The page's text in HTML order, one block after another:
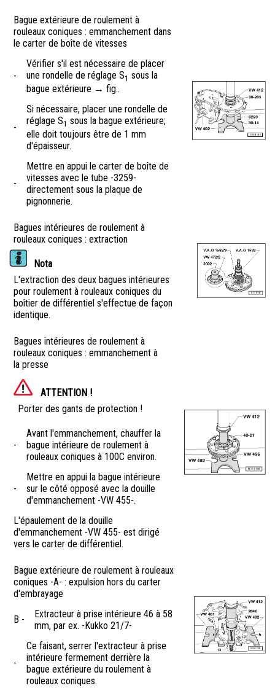
Bague extérieure de roulement à
rouleaux coniques : emmanchement dans
le carter de boîte de vitesses
-
Vérifier s'il est nécessaire de placer
une rondelle de réglage S1 sous la
bague extérieure → fig..
-
Si nécessaire, placer une rondelle de
réglage S1 sous la bague extérieure;
elle doit toujours être de 1 mm
d'épaisseur.
-
Mettre en appui le carter de boîte de
vitesses avec le tube -3259-
directement sous la plaque de
pignonnerie.
Bagues intérieures de roulement à
rouleaux coniques : extraction
Nota
L'extraction des deux bagues intérieures
pour roulement à rouleaux coniques du
boîtier de différentiel s'effectue de façon
identique.
Bagues intérieures de roulement à
rouleaux coniques : emmanchement à
la presse
ATTENTION !
Porter des gants de protection !
-
Avant l'emmanchement, chauffer la
bague intérieure de roulement à
rouleaux coniques à 100C environ.
-
Mettre en appui la bague intérieure
sur le côté opposé avec la douille
d'emmanchement -VW 455-.
L'épaulement de la douille
d'emmanchement -VW 455- est dirigé
vers le carter de différentiel.
Bague extérieure de roulement à rouleaux
coniques -A- : expulsion hors du carter
d'embrayage
B -
Extracteur à prise intérieure 46 à 58
mm, par ex. -Kukko 21/7-
-
Ce faisant, serrer l'extracteur à prise
intérieure fermement derrière la
bague extérieure du roulement à
rouleaux coniques.